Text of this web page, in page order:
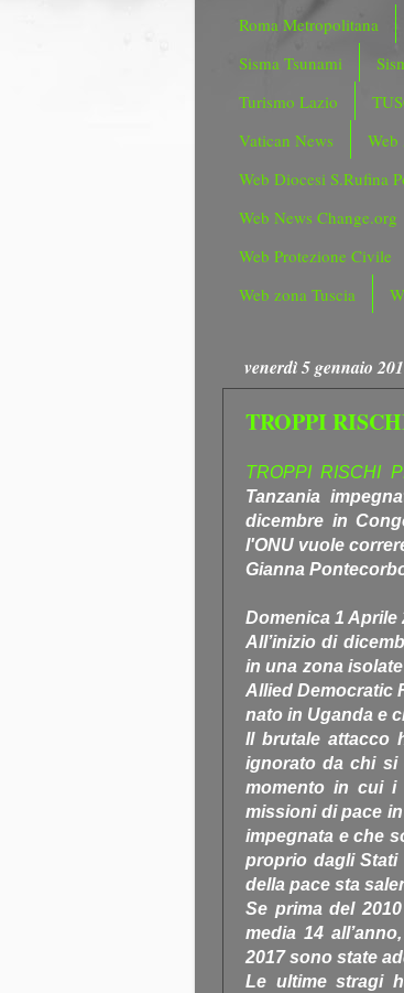
Roma Metropolitana
Sisma Tsunami
Turismo Lazio
Vatican News
Web
Web Diocesi S.Rufina
Web News Change.org
Web Protezione Civile
Web zona Tuscia
venerdì 5 gennaio
TROPPI
TROPPI RISCHI
Tanzania
dicembre in
l'ONU vuole
Gianna
Domenica 1 Aprile
All’inizio di
in una zona
Allied Democratic
nato in Uganda e
Il brutale attacco
ignorato da chi si
momento in cui i
missioni di pace in
impegnata e che
proprio dagli Stati
della pace sta
Se prima del
media 14
2017 sono state
Le ultime stragi